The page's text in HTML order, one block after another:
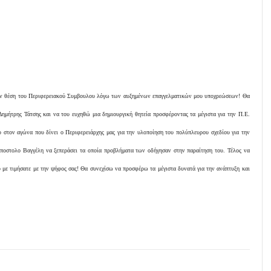
θέση του Περιφερειακού Συμβουλου λόγω των αυξημένων επαγγελματικών μου υποχρεώσεων! Θα
Τάτσης και να του ευχηθώ μια δημιουργική θητεία προσφέροντας τα μέγιστα για την Π.Ε.
αγώνα που δίνει ο Περιφερειάρχης μας για την υλοποίηση του πολύπλευρου σχεδίου για την
Βαγγέλη να ξεπεράσει τα οποία προβλήματα των οδήγησαν στην παραίτηση του. Τέλος να
τιμήσατε με την ψήφος σας! Θα συνεχίσω να προσφέρω τα μέγιστα δυνατά για την ανάπτυξη και